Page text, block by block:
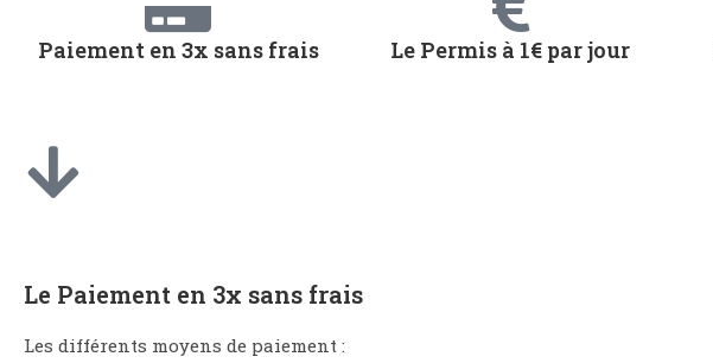
Paiement en 3x sans frais Le Permis à 1€ par jour
Le Paiement en 3x sans frais
Les différents moyens de paiement :